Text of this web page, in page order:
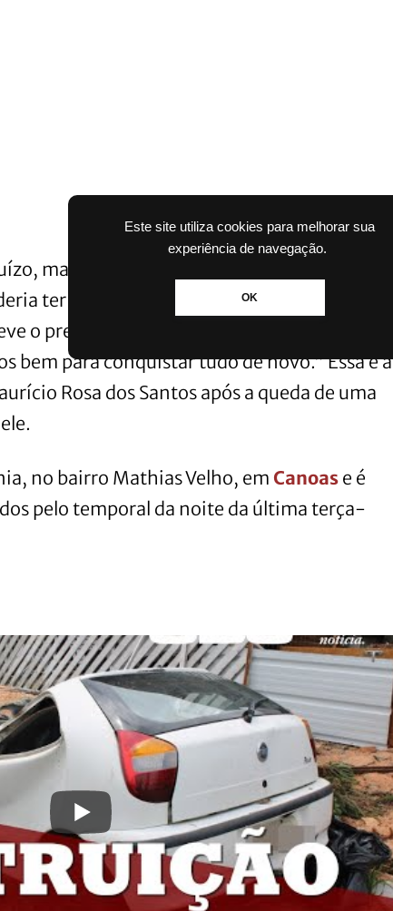
Este site utiliza cookies para melhorar sua
experiência de navegação.
OK
mas também agradece por não ter sido
ter caído em cima da casa, mas acabou
o prejuízo do carro, mas graças a Deus,
bem para conquistar tudo de novo.” Essa é a
Rosa dos Santos após a queda de uma
no bairro Mathias Velho, em Canoas e é
pelo temporal da noite da última terça-